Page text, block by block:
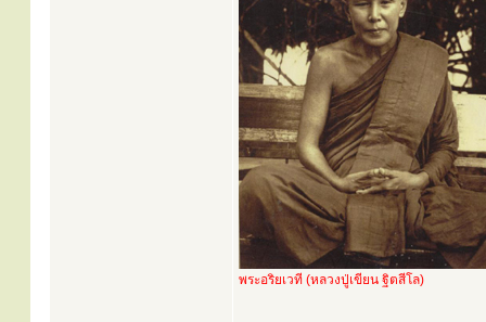
พระอริยเวที (หลวงปู่เขียน ฐิตสีโล)